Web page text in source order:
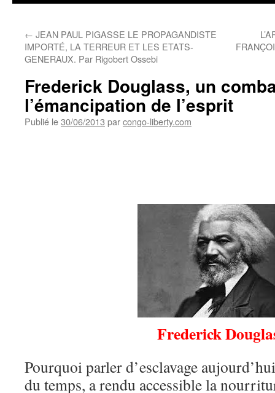
← JEAN PAUL PIGASSE LE PROPAGANDISTE
IMPORTÉ, LA TERREUR ET LES ETATS-
GENERAUX. Par Rigobert Ossebi
Frederick Douglass, un
l’émancipation de l’esprit
Publié le30/06/2013 parcongo-liberty.com
Frederick
Pourquoi parler d’esclavage
du temps, a rendu accessible la